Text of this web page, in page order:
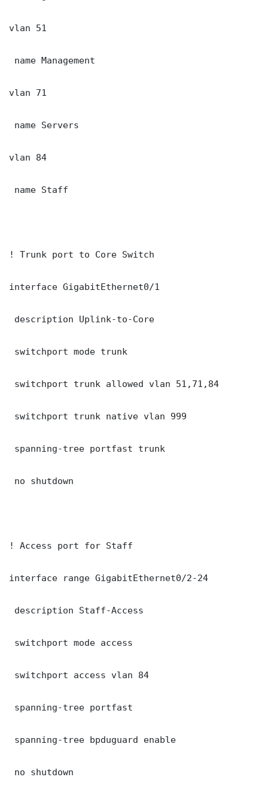
vlan 51
name Management
vlan 71
name Servers
vlan 84
name Staff
! Trunk port to Core Switch
interface GigabitEthernet0/1
description Uplink-to-Core
switchport mode trunk
switchport trunk allowed vlan 51,71,84
switchport trunk native vlan 999
spanning-tree portfast trunk
no shutdown
! Access port for Staff
interface range GigabitEthernet0/2-24
description Staff-Access
switchport mode access
switchport access vlan 84
spanning-tree portfast
spanning-tree bpduguard enable
no shutdown